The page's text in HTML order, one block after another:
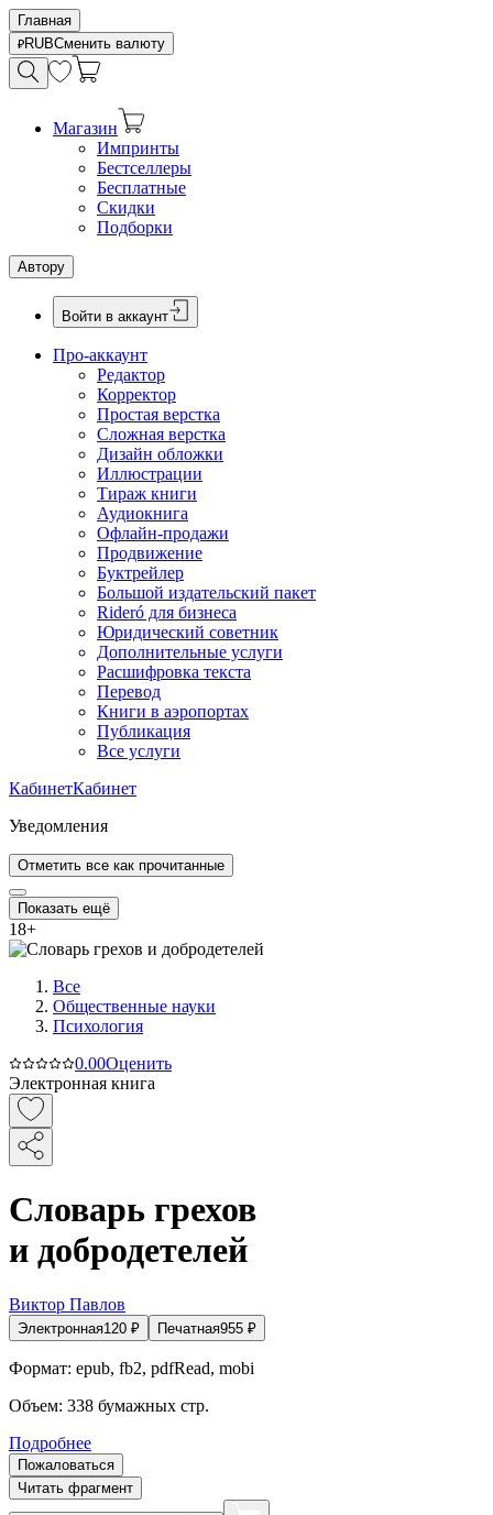
Главная
RUBСменить валюту
Магазин
Импринты
Бестселлеры
Бесплатные
Скидки
Подборки
Автору
Войти в аккаунт
Про-аккаунт
Редактор
Корректор
Простая верстка
Сложная верстка
Дизайн обложки
Иллюстрации
Тираж книги
Аудиокнига
Офлайн-продажи
Продвижение
Буктрейлер
Большой издательский пакет
Rideró для бизнеса
Юридический советник
Дополнительные услуги
Расшифровка текста
Перевод
Книги в аэропортах
Публикация
Все услуги
КабинетКабинет
Уведомления
Отметить все как прочитанные
Показать ещё
18+
Все
Общественные науки
Психология
0.00Оценить
Электронная книга
Словарь грехов
и добродетелей
Виктор Павлов
Электронная120 ₽ Печатная955 ₽
Формат: epub, fb2, pdfRead, mobi
Объем: 338 бумажных стр.
Подробнее
Пожаловаться
Читать фрагмент